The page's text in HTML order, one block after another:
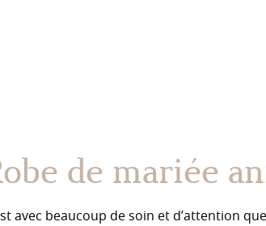
de mariée
avec beaucoup de soin et d’attention